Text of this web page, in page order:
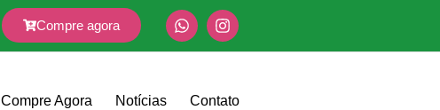
Compre agora
Compre Agora Notícias Contato